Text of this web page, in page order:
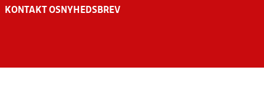
KONTAKT OS NYHEDSBREV